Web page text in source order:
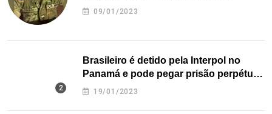
09/01/2023
Brasileiro é detido pela Interpol no
Panamá e pode pegar prisão perpétua
nos EUA
19/01/2023